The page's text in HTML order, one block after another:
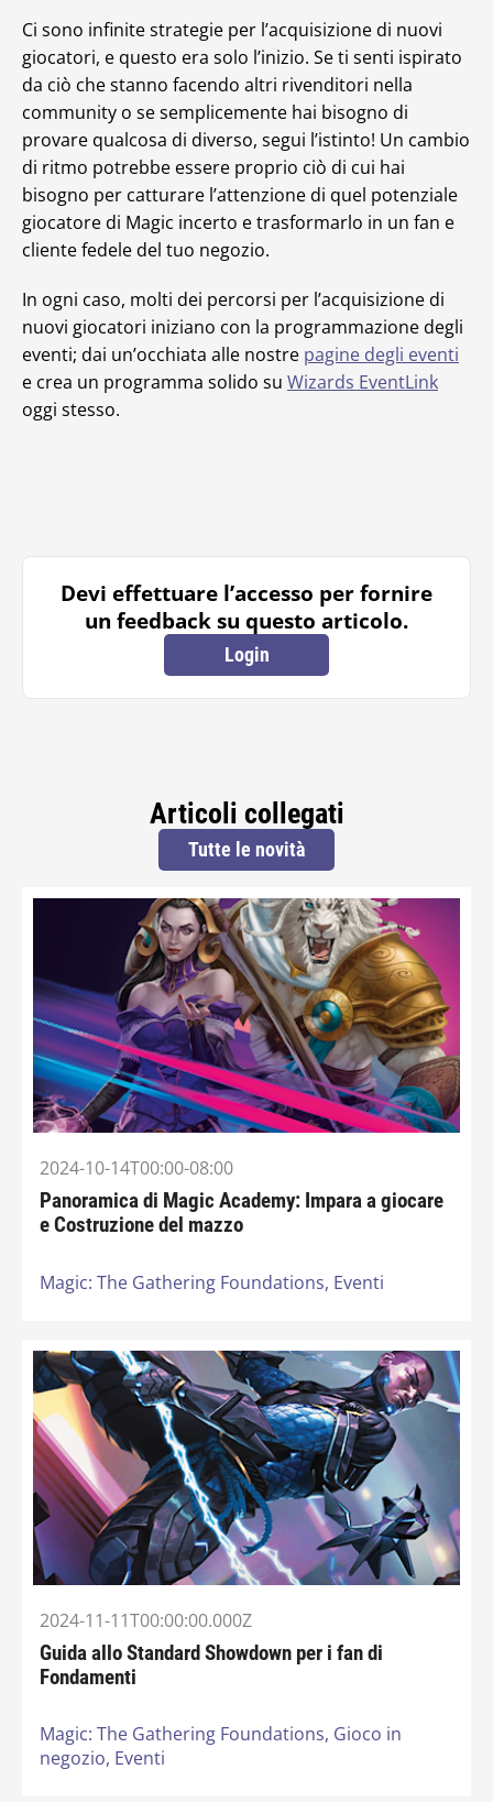
Ci sono infinite strategie per l’acquisizione di nuovi
giocatori, e questo era solo l’inizio. Se ti senti ispirato
da ciò che stanno facendo altri rivenditori nella
community o se semplicemente hai bisogno di
provare qualcosa di diverso, segui l’istinto! Un cambio
di ritmo potrebbe essere proprio ciò di cui hai
bisogno per catturare l’attenzione di quel potenziale
giocatore di Magic incerto e trasformarlo in un fan e
cliente fedele del tuo negozio.
In ogni caso, molti dei percorsi per l’acquisizione di
nuovi giocatori iniziano con la programmazione degli
eventi; dai un’occhiata alle nostre pagine degli eventi
e crea un programma solido su Wizards EventLink
oggi stesso.
Devi effettuare l’accesso per fornire
un feedback su questo articolo.
Login
Articoli collegati
Tutte le novità
2024-10-14T00:00-08:00
Panoramica di Magic Academy: Impara a giocare
e Costruzione del mazzo
Magic: The Gathering Foundations, Eventi
2024-11-11T00:00:00.000Z
Guida allo Standard Showdown per i fan di
Fondamenti
Magic: The Gathering Foundations, Gioco in
negozio, Eventi